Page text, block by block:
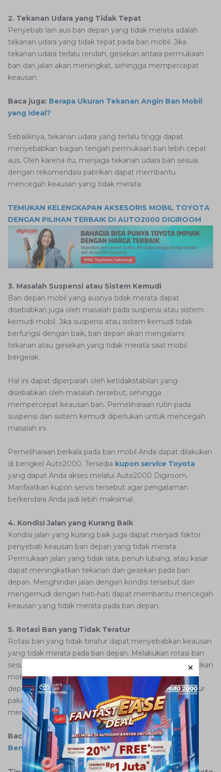
2. Tekanan Udara yang Tidak Tepat
Penyebab lain aus ban depan yang tidak merata adalah
tekanan udara yang tidak tepat pada ban mobil. Jika
tekanan udara terlalu rendah, gesekan antara permukaan
ban dan jalan akan meningkat, sehingga mempercepat
keausan.
Baca juga: Berapa Ukuran Tekanan Angin Ban Mobil
yang Ideal?
Sebaliknya, tekanan udara yang terlalu tinggi dapat
menyebabkan bagian tengah permukaan ban lebih cepat
aus. Oleh karena itu, menjaga tekanan udara ban sesuai
dengan rekomendasi pabrikan dapat membantu
mencegah keausan yang tidak merata.
TEMUKAN KELENGKAPAN AKSESORIS MOBIL TOYOTA
DENGAN PILIHAN TERBAIK DI AUTO2000 DIGIROOM
3. Masalah Suspensi atau Sistem Kemudi
Ban depan mobil yang ausnya tidak merata dapat
disebabkan juga oleh masalah pada suspensi atau sistem
kemudi mobil. Jika suspensi atau sistem kemudi tidak
berfungsi dengan baik, ban depan akan mengalami
tekanan atau gesekan yang tidak merata saat mobil
bergerak.
Hal ini dapat diperparah oleh ketidakstabilan yang
disebabkan oleh masalah tersebut, sehingga
mempercepat keausan ban. Pemeliharaan rutin pada
suspensi dan sistem kemudi diperlukan untuk mencegah
masalah ini.
Pemeliharaan berkala pada ban mobil Anda dapat dilakukan
di bengkel Auto2000. Tersedia kupon service Toyota
yang dapat Anda akses melalui Auto2000 Digiroom.
Manfaatkan kupon servis tersebut agar pengalaman
berkendara Anda jadi lebih maksimal.
4. Kondisi Jalan yang Kurang Baik
Kondisi jalan yang kurang baik juga dapat menjadi faktor
penyebab keausan ban depan yang tidak merata.
Permukaan jalan yang tidak rata, penuh lubang, atau kasar
dapat meningkatkan tekanan dan gesekan pada ban
depan. Menghindari jalan dengan kondisi tersebut dan
mengemudi dengan hati-hati dapat membantu mencegah
keausan yang tidak merata pada ban depan.
5. Rotasi Ban yang Tidak Teratur
Rotasi ban yang tidak teratur dapat menyebabkan keausan
yang tidak merata pada ban depan. Melakukan rotasi ban
sesuai dengan jadwal yang direkomendasikan oleh pabrikan
mobil dapat membantu meratakan keausan antara ban
depan dan belakang. Hal ini dapat memperpanjang umur
pakai ban dan mengurangi risiko keausan yang tidak
merata.
Baca juga:Cara Melakukan Rotasi Ban Mobil yang
Benar